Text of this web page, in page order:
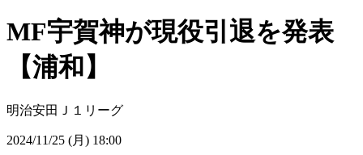
MF宇賀神が現役引退を発表
【浦和】
明治安田Ｊ１リーグ
2024/11/25 (月) 18:00